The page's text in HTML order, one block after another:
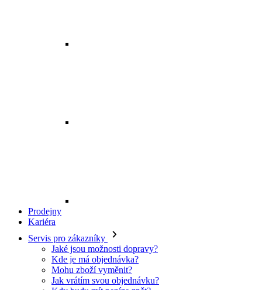
Servis pro zákazníky
Jaké jsou možnosti dopravy?
Kde je má objednávka?
Mohu zboží vyměnit?
Jak vrátím svou objednávku?
Kdy budu mít peníze zpět?
Jak mohu zboží reklamovat?